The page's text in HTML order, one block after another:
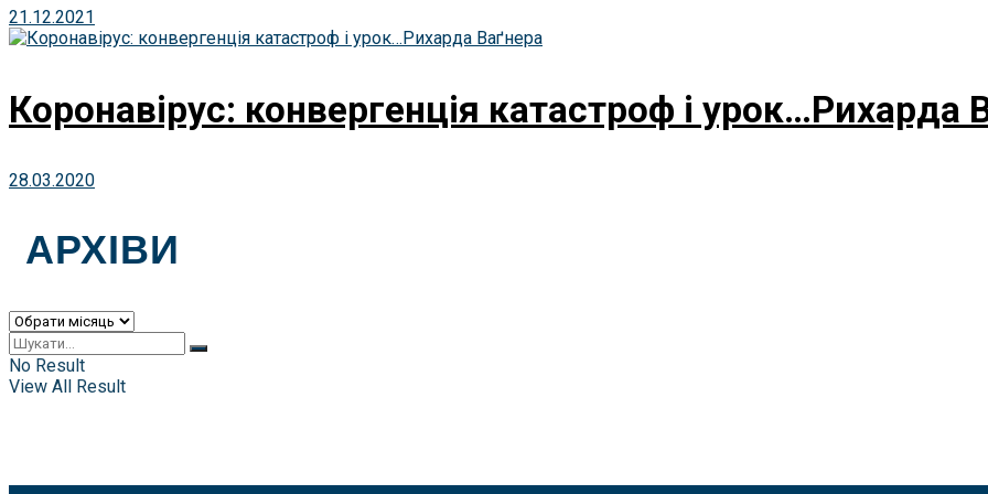
21.12.2021
Коронавірус: конвергенція катастроф і урок…Рихарда
28.03.2020
АРХІВИ
Архіви
No Result
View All Result